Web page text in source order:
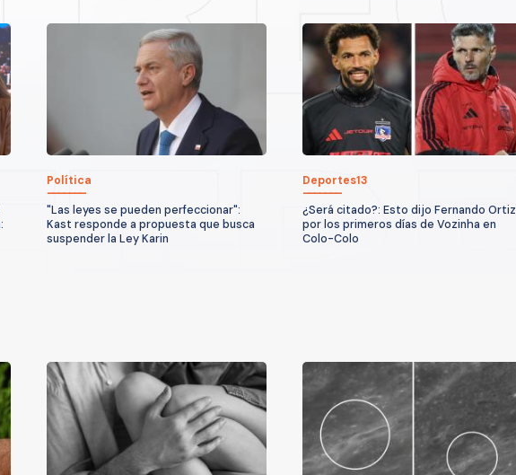
Política
"Las leyes se pueden perfeccionar":
Kast responde a propuesta que busca
suspender la Ley Karin
Deportes13
¿Será citado?: Esto dijo Fernando Ortiz
por los primeros días de Vozinha en
Colo-Colo